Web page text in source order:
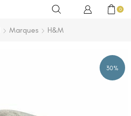
0
Marques H&M
30%